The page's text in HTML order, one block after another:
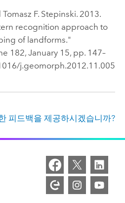
F. Stepinski. 2013.
recognition approach to
of landforms."
182, January 15, pp. 147–
j.geomorph.2012.11.005
피드백을 제공하시겠습니까?